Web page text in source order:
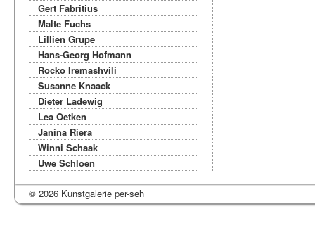
Gert Fabritius
Malte Fuchs
Lillien Grupe
Hans-Georg Hofmann
Rocko Iremashvili
Susanne Knaack
Dieter Ladewig
Lea Oetken
Janina Riera
Winni Schaak
Uwe Schloen
© 2026 Kunstgalerie per-seh